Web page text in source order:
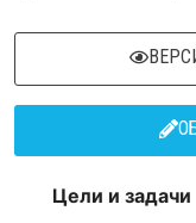
Цели и задачи